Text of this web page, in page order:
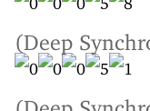
(Deep
(Deep